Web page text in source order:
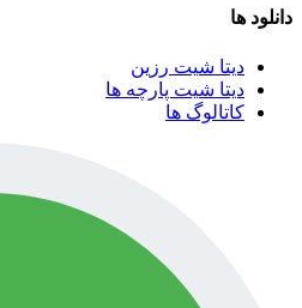
دانلود ها
دیتا شیت رزین
دیتا شیت پارچه ها
کاتالوگ ها